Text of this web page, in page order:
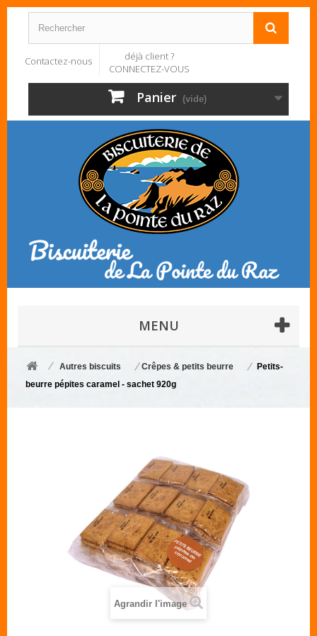
Contactez-nous
déjà client ?
CONNECTEZ-VOUS
Panier (vide)
MENU
Autres biscuits Crêpes & petits beurre
Petits-
beurre pépites caramel - sachet 920g
Agrandir l'image